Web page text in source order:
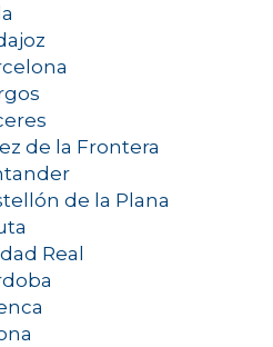
de la Frontera
de la Plana
Real